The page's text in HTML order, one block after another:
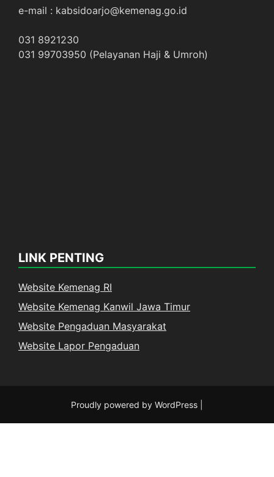
e-mail : kabsidoarjo@kemenag.go.id
031 8921230
031 99703950 (Pelayanan Haji & Umroh)
LINK PENTING
Website Kemenag RI
Website Kemenag Kanwil Jawa Timur
Website Pengaduan Masyarakat
Website Lapor Pengaduan
Proudly powered by WordPress